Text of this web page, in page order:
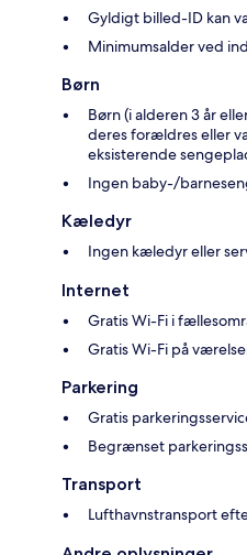
Gyldigt billed-ID kan
Minimumsalder ved
Børn
Børn (i alderen 3 år
deres forældres eller
eksisterende
Ingen baby-/
Kæledyr
Ingen kæledyr eller
Internet
Gratis Wi-Fi i
Gratis Wi-Fi på
Parkering
Gratis
Begrænset
Transport
Lufthavnstransport